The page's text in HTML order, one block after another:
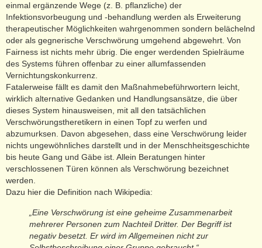
einmal ergänzende Wege (z. B. pflanzliche) der
Infektionsvorbeugung und -behandlung werden als Erweiterung
therapeutischer Möglichkeiten wahrgenommen sondern belächelnd
oder als gegnerische Verschwörung umgehend abgewehrt. Von
Fairness ist nichts mehr übrig. Die enger werdenden Spielräume
des Systems führen offenbar zu einer allumfassenden
Vernichtungskonkurrenz.
Fatalerweise fällt es damit den Maßnahmebeführwortern leicht,
wirklich alternative Gedanken und Handlungsansätze, die über
dieses System hinausweisen, mit all den tatsächlichen
Verschwörungstheretikern in einen Topf zu werfen und
abzumurksen. Davon abgesehen, dass eine Verschwörung leider
nichts ungewöhnliches darstellt und in der Menschheitsgeschichte
bis heute Gang und Gäbe ist. Allein Beratungen hinter
verschlossenen Türen können als Verschwörung bezeichnet
werden.
Dazu hier die Definition nach Wikipedia:
„Eine Verschwörung ist eine geheime Zusammenarbeit
mehrerer Personen zum Nachteil Dritter. Der Begriff ist
negativ besetzt. Er wird im Allgemeinen nicht zur